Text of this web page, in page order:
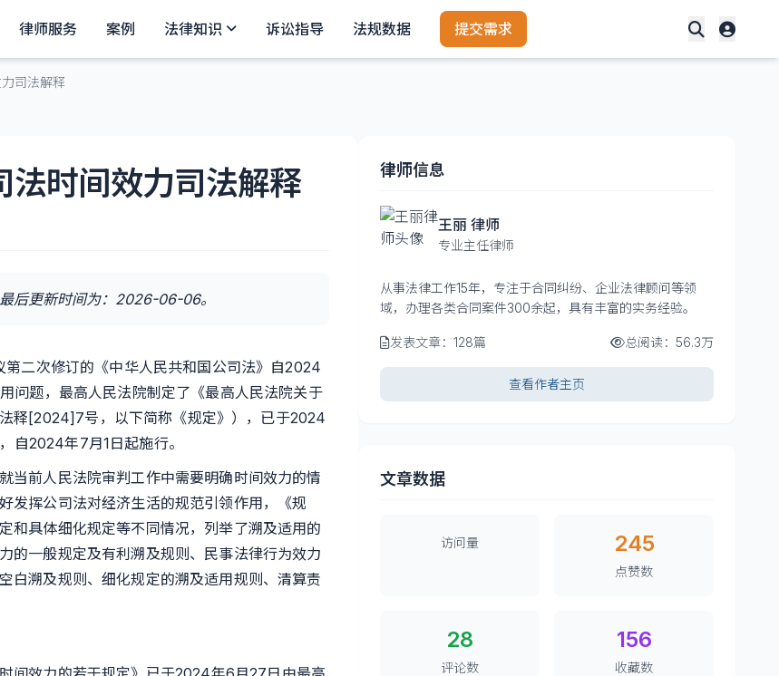
律师服务 案例 法律知识 诉讼指导 法规数据 提交需求
司法解释
法时间效力司法解释
后更新时间为：2026-06-06。
二次修订的《中华人民共和国公司法》自2024
问题，最高人民法院制定了《最高人民法院关于
释[2024]7号，以下简称《规定》），已于2024
自2024年7月1日起施行。
前人民法院审判工作中需要明确时间效力的情
发挥公司法对经济生活的规范引领作用，《规
和具体细化规定等不同情况，列举了溯及适用的
的一般规定及有利溯及规则、民事法律行为效力
白溯及规则、细化规定的溯及适用规则、清算责
律师信息
王丽 律师
专业主任律师
从事法律工作15年，专注于合同纠纷、企业法律顾问等领
域，办理各类合同案件300余起，具有丰富的实务经验。
发表文章：128篇 总阅读：56.3万
查看作者主页
文章数据
访问量 245
点赞数
28
评论数
156
收藏数